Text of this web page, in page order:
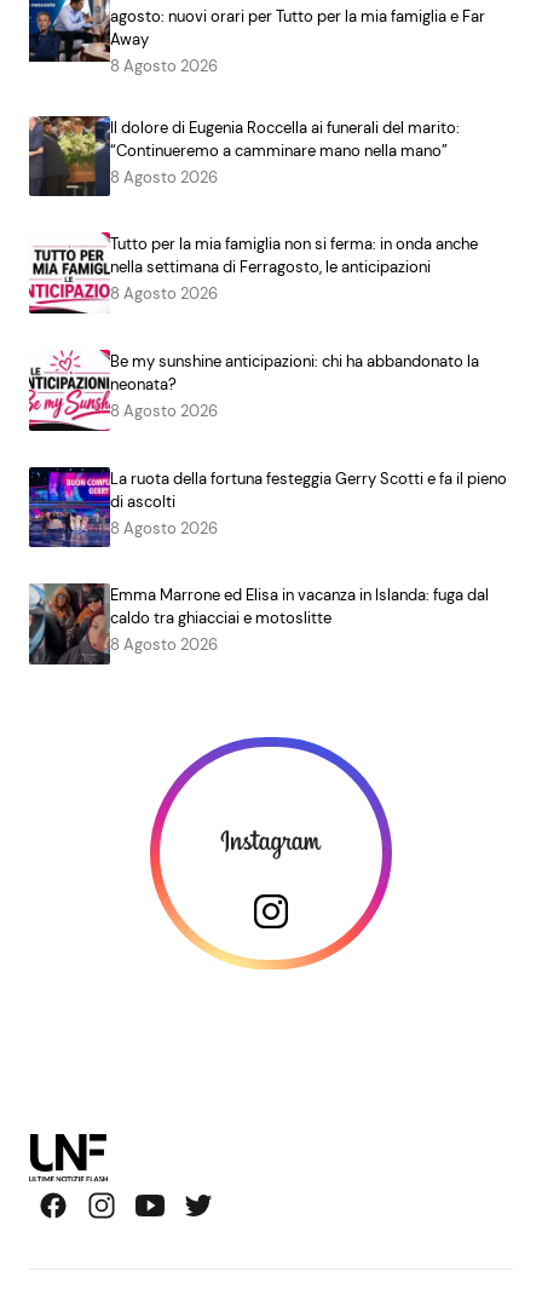
agosto: nuovi orari per Tutto per la mia famiglia e Far
Away
8 Agosto 2026
Il dolore di Eugenia Roccella ai funerali del marito:
“Continueremo a camminare mano nella mano”
8 Agosto 2026
Tutto per la mia famiglia non si ferma: in onda anche
nella settimana di Ferragosto, le anticipazioni
8 Agosto 2026
Be my sunshine anticipazioni: chi ha abbandonato la
neonata?
8 Agosto 2026
La ruota della fortuna festeggia Gerry Scotti e fa il pieno
di ascolti
8 Agosto 2026
Emma Marrone ed Elisa in vacanza in Islanda: fuga dal
caldo tra ghiacciai e motoslitte
8 Agosto 2026